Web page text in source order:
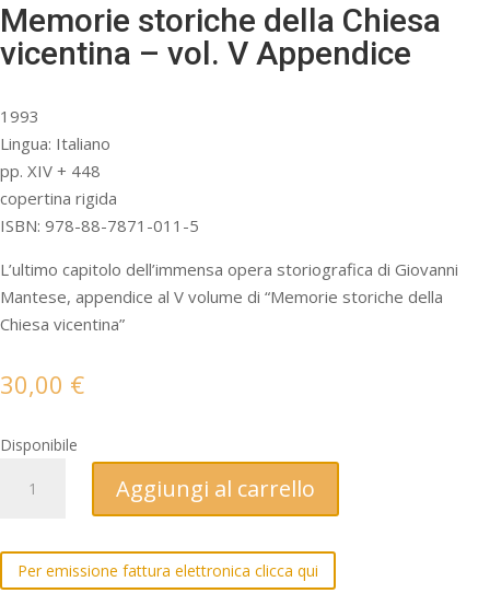
Memorie storiche della Chiesa
vicentina – vol. V Appendice
1993
Lingua: Italiano
pp. XIV + 448
copertina rigida
ISBN: 978-88-7871-011-5
L’ultimo capitolo dell’immensa opera storiografica di Giovanni
Mantese, appendice al V volume di “Memorie storiche della
Chiesa vicentina”
30,00 €
Disponibile
storiche
Chiesa
vicentina
Aggiungi al carrello
Per emissione fattura elettronica clicca qui